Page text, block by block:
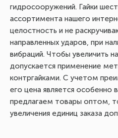
гидросооружений. Гайки
ассортимента нашего
целостность и не
направленных ударов, при
вибраций. Чтобы увеличить
допускается применение
контргайками. С учетом
его цена является особенно
предлагаем товары оптом,
увеличения единиц заказа